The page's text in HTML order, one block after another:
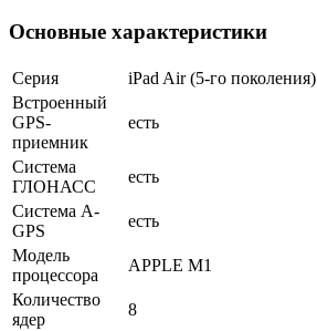
Основные характеристики
Серия
iPad Air (5-го поколения)
Встроенный
GPS-
приемник
есть
Система
ГЛОНАСС
есть
Cистема A-
GPS
есть
Модель
процессора
APPLE M1
Количество
ядер
8